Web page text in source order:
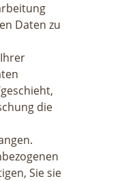
Daten zu
die
Sie sie